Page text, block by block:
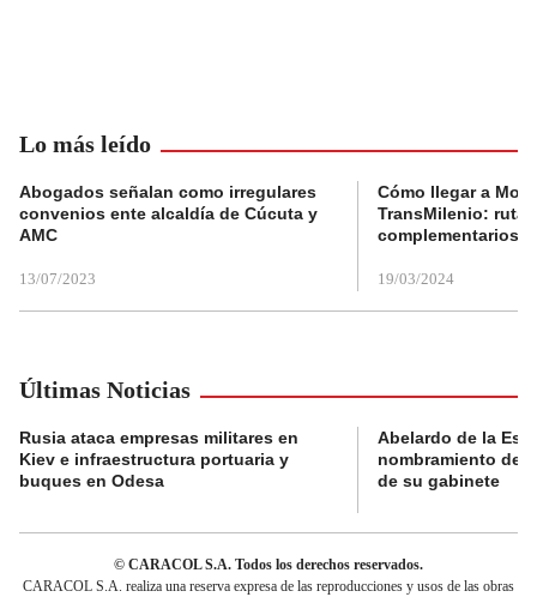
Lo más leído
Abogados señalan como irregulares
convenios ente alcaldía de Cúcuta y
AMC
13/07/2023
Cómo llegar a
TransMilenio:
complementarios
19/03/2024
Últimas Noticias
Rusia ataca empresas militares en
Kiev e infraestructura portuaria y
buques en Odesa
Abelardo de la
nombramiento de
de su gabinete
© CARACOL S.A. Todos los derechos reservados.
CARACOL S.A. realiza una reserva expresa de las reproducciones y usos de las obras